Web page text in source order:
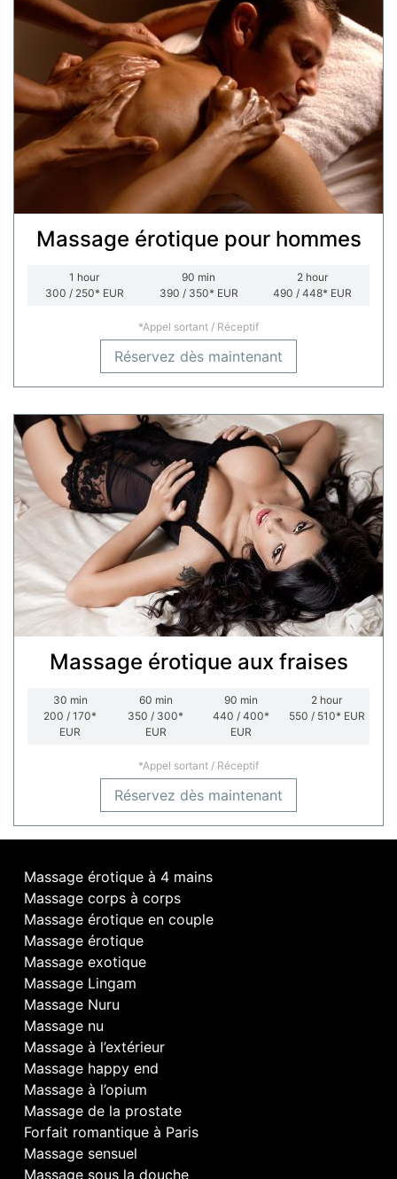
Massage érotique pour hommes
1 hour
300 / 250* EUR
90 min
390 / 350* EUR
2 hour
490 / 448* EUR
*Appel sortant / Réceptif
Réservez dès maintenant
Massage érotique aux fraises
30 min
200 / 170*
EUR
60 min
350 / 300*
EUR
90 min
440 / 400*
EUR
2 hour
550 / 510* EUR
*Appel sortant / Réceptif
Réservez dès maintenant
Massage érotique à 4 mains
Massage corps à corps
Massage érotique en couple
Massage érotique
Massage exotique
Massage Lingam
Massage Nuru
Massage nu
Massage à l’extérieur
Massage happy end
Massage à l’opium
Massage de la prostate
Forfait romantique à Paris
Massage sensuel
Massage sous la douche